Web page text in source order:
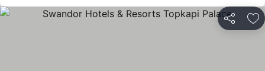
Compartir